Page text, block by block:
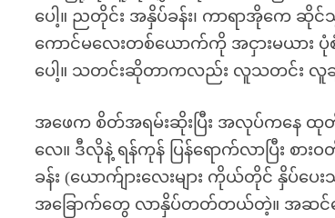
ပေါ့။ ညတိုင်း အနှိပ်ခန်း၊ ကာရာအိုကေ ဆိုင်
ကောင်မလေးတစ်ယောက်ကို အငှားမယာ
ပေါ့။ သတင်းဆိုတာကလည်း လူသတင်း လူခ
အဖေက စိတ်အရမ်းဆိုးပြီး အလုပ်ကနေ
လေ။ ဒီလိုနဲ့ ရန်ကုန် ပြန်ရောက်လာပြီး စ
ခန်း (ယောက်ျားလေးများ ကိုယ်တိုင် နှိ
အခြောက်တွေ လာနှိပ်တတ်တယ်တဲ့။ အဆ